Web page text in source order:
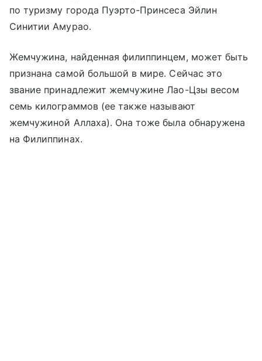
по туризму города Пуэрто-Принсеса Эйлин
Синитии Амурао.
Жемчужина, найденная филиппинцем, может быть
признана самой большой в мире. Сейчас это
звание принадлежит жемчужине Лао-Цзы весом
семь килограммов (ее также называют
жемчужиной Аллаха). Она тоже была обнаружена
на Филиппинах.